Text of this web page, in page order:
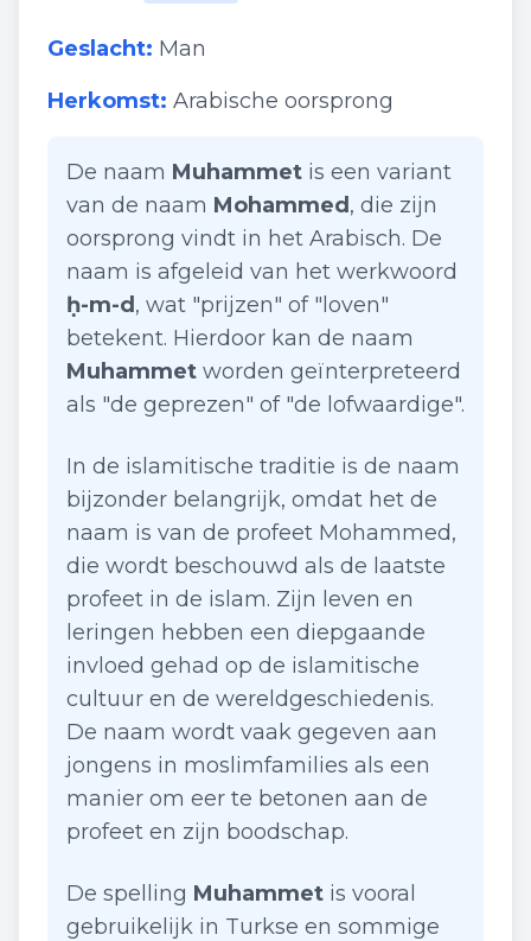
Geslacht: Man
Herkomst: Arabische oorsprong
De naam Muhammet is een variant
van de naam Mohammed , die zijn
oorsprong vindt in het Arabisch. De
naam is afgeleid van het werkwoord
ḥ-m-d , wat "prijzen" of "loven"
betekent. Hierdoor kan de naam
Muhammet worden geïnterpreteerd
als "de geprezen" of "de lofwaardige".
In de islamitische traditie is de naam
bijzonder belangrijk, omdat het de
naam is van de profeet Mohammed,
die wordt beschouwd als de laatste
profeet in de islam. Zijn leven en
leringen hebben een diepgaande
invloed gehad op de islamitische
cultuur en de wereldgeschiedenis.
De naam wordt vaak gegeven aan
jongens in moslimfamilies als een
manier om eer te betonen aan de
profeet en zijn boodschap.
De spelling Muhammet is vooral
gebruikelijk in Turkse en sommige